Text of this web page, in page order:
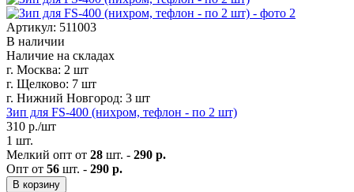
Артикул: 511003
В наличии
Наличие на складах
г. Москва: 2 шт
г. Щелково: 7 шт
г. Нижний Новгород: 3 шт
Зип для FS-400 (нихром, тефлон - по 2 шт)
310 р./шт
1 шт.
Мелкий опт от 28 шт. - 290 р.
Опт от 56 шт. - 290 р.
В корзину